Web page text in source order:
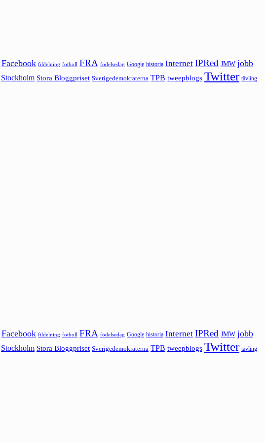
Facebook fildelning fotboll FRA födelsedag Google historia Internet IPRed JMW jobb
Stockholm Stora Bloggpriset Sverigedemokraterna TPB tweepblogs Twitter tävling
Facebook fildelning fotboll FRA födelsedag Google historia Internet IPRed JMW jobb
Stockholm Stora Bloggpriset Sverigedemokraterna TPB tweepblogs Twitter tävling